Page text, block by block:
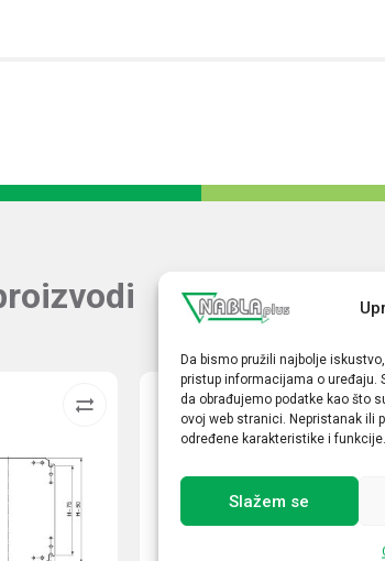
Da bismo pružili najbolje
pristup informacijama o uređaju.
da obrađujemo podatke kao što
ovoj web stranici. Nepristanak ili
određene karakteristike i funkcije.
Slažem se